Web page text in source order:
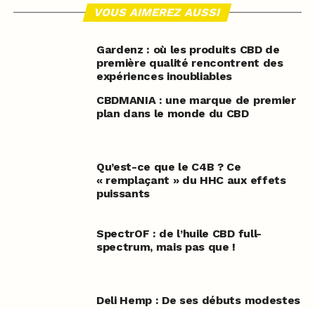
VOUS AIMEREZ AUSSI
Gardenz : où les produits CBD de
première qualité rencontrent des
expériences inoubliables
CBDMANIA : une marque de premier
plan dans le monde du CBD
Qu’est-ce que le C4B ? Ce
« remplaçant » du HHC aux effets
puissants
SpectrOF : de l’huile CBD full-
spectrum, mais pas que !
Deli Hemp : De ses débuts modestes